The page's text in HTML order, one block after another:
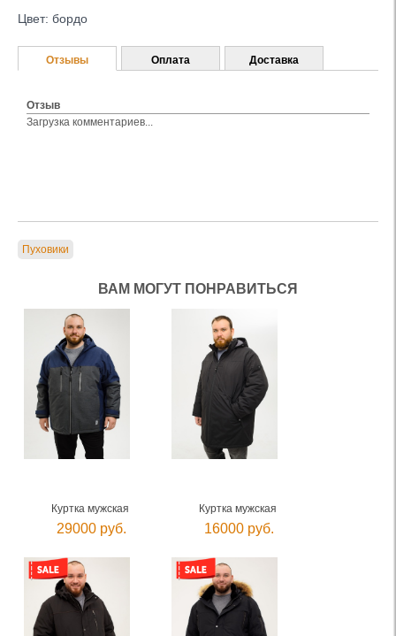
Цвет: бордо
Отзывы
Отзыв
Загрузка комментариев...
Оплата Доставка
Пуховики
ВАМ МОГУТ ПОНРАВИТЬСЯ
Куртка мужская
29000 руб.
Куртка мужская
16000 руб.